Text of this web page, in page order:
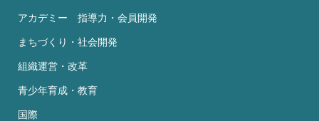
アカデミー 指導力・会員開発
まちづくり・社会開発
組織運営・改革
青少年育成・教育
国際